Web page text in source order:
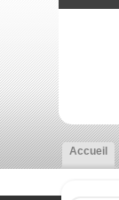
Accueil